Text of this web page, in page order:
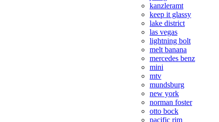
kanzleramt
keep it glassy
lake district
las vegas
lightning bolt
melt banana
mercedes benz
mini
mtv
mundsburg
new york
norman foster
otto bock
pacific rim